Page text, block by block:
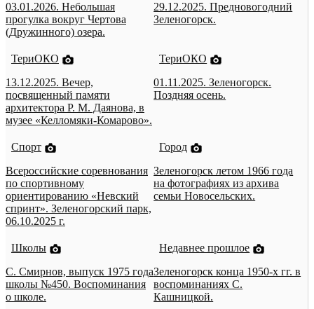
03.01.2026. Небольшая
прогулка вокруг Чертова
(Дружинного) озера.
29.12.2025. Предновогодний
Зеленогорск.
ТериОКО
13.12.2025. Вечер,
посвященный памяти
архитектора Р. М. Даянова, в
музее «Келломяки-Комарово».
ТериОКО
01.11.2025. Зеленогорск.
Поздняя осень.
Спорт
Всероссийские соревнования
по спортивному
ориентированию «Невский
спринт». Зеленогорский парк,
06.10.2025 г.
Город
Зеленогорск летом 1966 года
на фотографиях из архива
семьи Новосельских.
Школы
С. Смирнов, выпуск 1975 года
школы №450. Воспоминания
о школе.
Недавнее прошлое
Зеленогорск конца 1950-х гг. в
воспоминаниях С.
Кашницкой.